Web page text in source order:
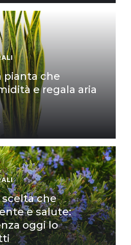
pianta che
e regala aria
scelta che
e salute:
oggi lo